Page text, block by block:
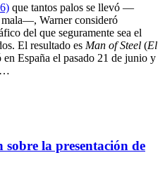
que tantos palos se llevó —
mala—, Warner consideró
del que seguramente sea el
El resultado es Man of Steel (El
en España el pasado 21 de junio y
la presentación de